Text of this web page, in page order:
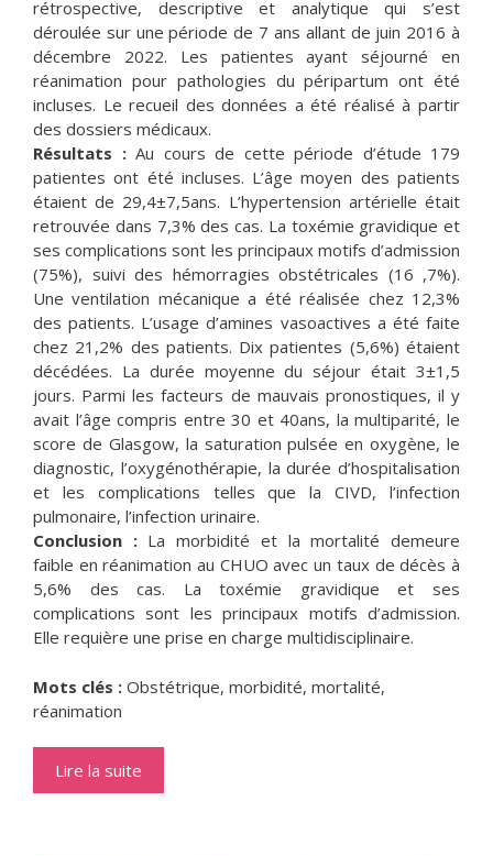
rétrospective, descriptive et analytique qui s’est
déroulée sur une période de 7 ans allant de juin 2016 à
décembre 2022. Les patientes ayant séjourné en
réanimation pour pathologies du péripartum ont été
incluses. Le recueil des données a été réalisé à partir
des dossiers médicaux.
Résultats :Au cours de cette période d’étude 179
patientes ont été incluses. L’âge moyen des patients
étaient de 29,4±7,5ans. L’hypertension artérielle était
retrouvée dans 7,3% des cas. La toxémie gravidique et
ses complications sont les principaux motifs d’admission
(75%), suivi des hémorragies obstétricales (16 ,7%).
Une ventilation mécanique a été réalisée chez 12,3%
des patients. L’usage d’amines vasoactives a été faite
chez 21,2% des patients. Dix patientes (5,6%) étaient
décédées. La durée moyenne du séjour était 3±1,5
jours. Parmi les facteurs de mauvais pronostiques, il y
avait l’âge compris entre 30 et 40ans, la multiparité, le
score de Glasgow, la saturation pulsée en oxygène, le
diagnostic, l’oxygénothérapie, la durée d’hospitalisation
et les complications telles que la CIVD, l’infection
pulmonaire, l’infection urinaire.
Conclusion :La morbidité et la mortalité demeure
faible en réanimation au CHUO avec un taux de décès à
5,6% des cas. La toxémie gravidique et ses
complications sont les principaux motifs d’admission.
Elle requière une prise en charge multidisciplinaire.
Mots clés : Obstétrique, morbidité, mortalité,
réanimation
Lire la suite